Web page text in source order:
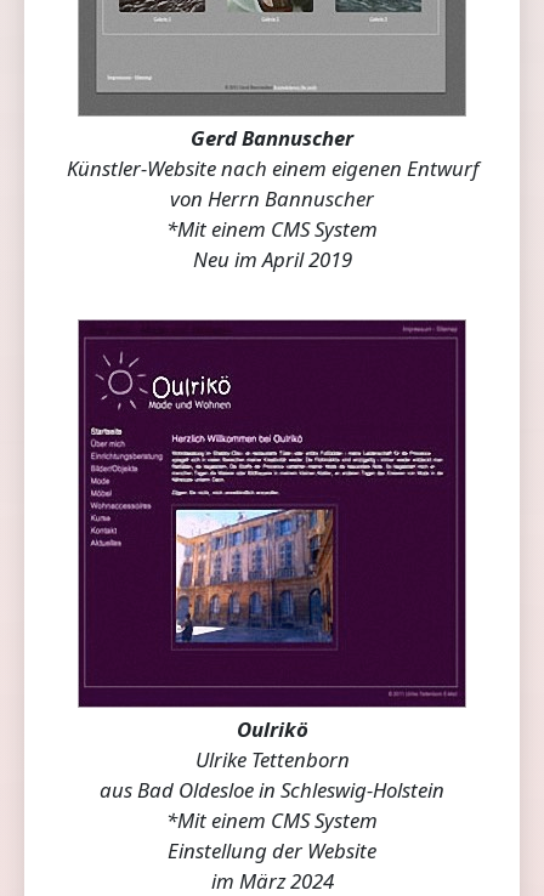
Gerd Bannuscher
Künstler-Website nach einem eigenen Entwurf
von Herrn Bannuscher
*Mit einem CMS System
Neu im April 2019
Oulrikö
Ulrike Tettenborn
aus Bad Oldesloe in Schleswig-Holstein
*Mit einem CMS System
Einstellung der Website
im März 2024